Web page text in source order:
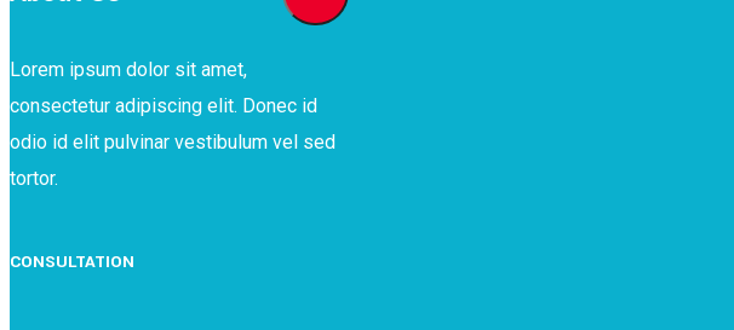
Lorem ipsum dolor sit amet,
consectetur adipiscing elit. Donec id
odio id elit pulvinar vestibulum vel sed
tortor.
CONSULTATION